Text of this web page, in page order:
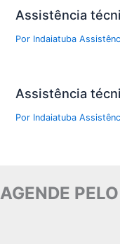
Assistência
Por Indaiatuba
Assistência
Por Indaiatuba
AGENDE